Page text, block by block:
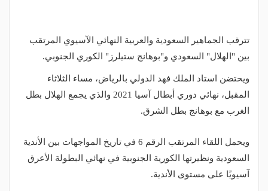
تترقب الجماهير السعودية والعربية النهائي الآسيوي المرتقب
بين "الهلال" السعودي و"بوهانج ستيلرز" الكوري الجنوبي.
ويحتضن استاد الملك فهد الدولي بالرياض، مساء الثلاثاء
المقبل، نهائي دوري أبطال آسيا 2021 والذي يجمع الهلال بطل
الغرب مع بوهانج بطل الشرق.
ويحمل اللقاء المرتقب الرقم 6 في تاريخ المواجهات بين الأندية
السعودية ونظيرتها الكورية الجنوبية في نهائي البطولة الأعرق
آسيويًا على مستوى الأندية.